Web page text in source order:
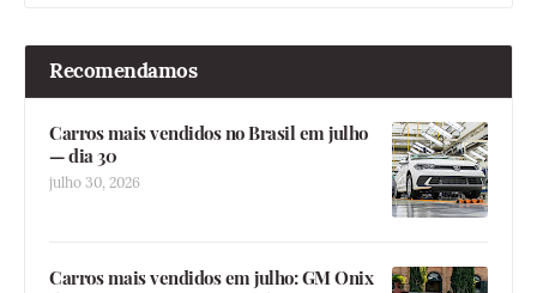
Recomendamos
Carros mais vendidos no Brasil em julho
— dia 30
julho 30, 2026
Carros mais vendidos em julho: GM Onix